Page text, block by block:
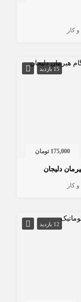
کار
15 بازدید
175,000 تومان
دلیجان
کار
12 بازدید